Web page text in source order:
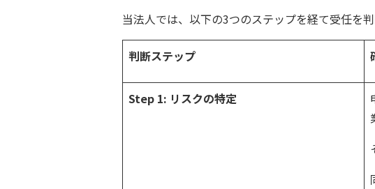
当法人では、以下の3つのステップを経て受任を判
判断ステップ
Step 1: リスクの特定